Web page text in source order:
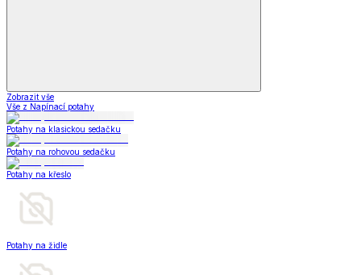
Zobrazit vše
Vše z Napínací potahy
Potahy na klasickou sedačku
Potahy na rohovou sedačku
Potahy na křeslo
Potahy na židle